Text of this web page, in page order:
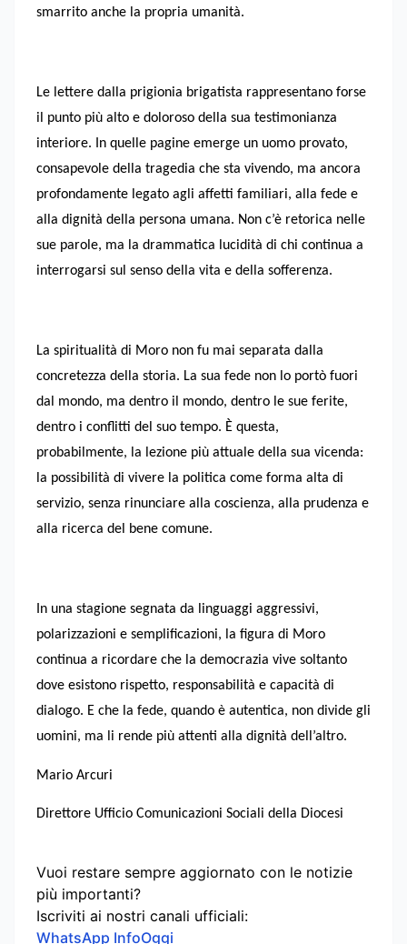
smarrito anche la propria umanità.
Le lettere dalla prigionia brigatista rappresentano forse
il punto più alto e doloroso della sua testimonianza
interiore. In quelle pagine emerge un uomo provato,
consapevole della tragedia che sta vivendo, ma ancora
profondamente legato agli affetti familiari, alla fede e
alla dignità della persona umana. Non c’è retorica nelle
sue parole, ma la drammatica lucidità di chi continua a
interrogarsi sul senso della vita e della sofferenza.
La spiritualità di Moro non fu mai separata dalla
concretezza della storia. La sua fede non lo portò fuori
dal mondo, ma dentro il mondo, dentro le sue ferite,
dentro i conflitti del suo tempo. È questa,
probabilmente, la lezione più attuale della sua vicenda:
la possibilità di vivere la politica come forma alta di
servizio, senza rinunciare alla coscienza, alla prudenza e
alla ricerca del bene comune.
In una stagione segnata da linguaggi aggressivi,
polarizzazioni e semplificazioni, la figura di Moro
continua a ricordare che la democrazia vive soltanto
dove esistono rispetto, responsabilità e capacità di
dialogo. E che la fede, quando è autentica, non divide gli
uomini, ma li rende più attenti alla dignità dell’altro.
Mario Arcuri
Direttore Ufficio Comunicazioni Sociali della Diocesi
Vuoi restare sempre aggiornato con le notizie
più importanti?
Iscriviti ai nostri canali ufficiali:
WhatsApp InfoOggi